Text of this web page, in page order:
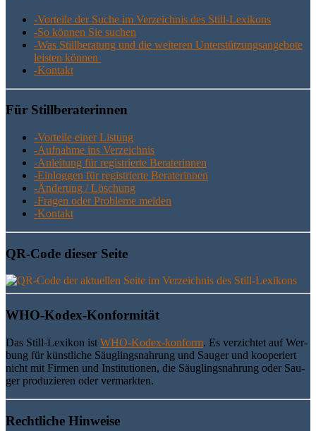
-Vor­tei­le der Suche im Ver­zeich­nis des Still-Lexikons
-So kön­nen Sie suchen
-Was Still­be­ra­tung und die wei­te­ren Unter­stüt­zungs­an­ge­bo­te
leis­ten können
-Kon­takt
Für Still­be­ra­te­rin­nen
-Vor­tei­le einer Listung
-Auf­nah­me ins Verzeichnis
-Anlei­tung für regis­trier­te Beraterinnen
-Ein­log­gen für regis­trier­te Beraterinnen
-Ände­rung / Löschung
-Fra­gen oder Pro­ble­me melden
-Kon­takt
QR-Code die­ser Seite
WHO-Kodex-Kon­for­mi­tät
Das Still-Lexi­kon ist WHO-Kodex-kon­form. Es ver­zich­tet auf Wer­
bung für künst­li­che Säug­lings­nah­rung und Sau­ger und koope­riert
nicht mit Fir­men und Insti­tu­tio­nen, die Säug­lings­nah­rung oder Sau­
ger pro­du­zie­ren oder vermarkten.
Recht­li­che Hinweise